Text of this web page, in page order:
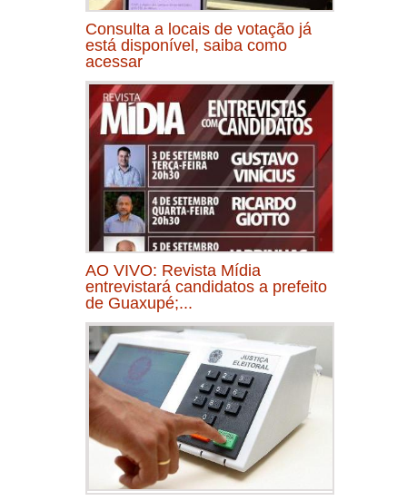
Consulta a locais de votação já
está disponível, saiba como
acessar
AO VIVO: Revista Mídia
entrevistará candidatos a prefeito
de Guaxupé;...